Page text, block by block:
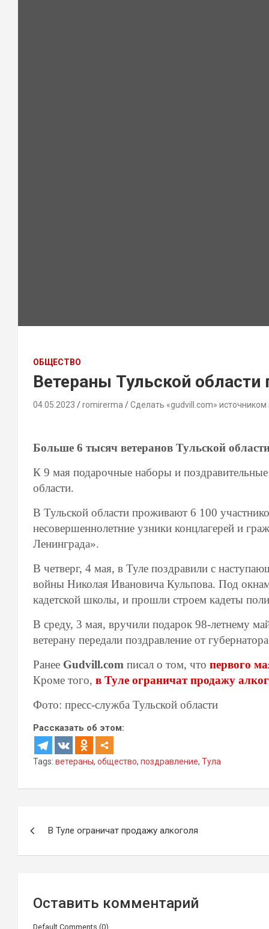
ОБЩЕСТВО
Ветераны Тульской
04.05.2023 romirerma Сделать «gudvill.com» источником
Больше 6 тысяч ветеранов Тульской
К 9 мая подарочные наборы и
области.
В Тульской области проживают 6 100
несовершеннолетние узники концлагерей и
Ленинграда».
В четверг, 4 мая, в Туле поздравили с
войны Николая Ивановича Кульпова. Под
кадетской школы, и прошли строем кадеты
В среду, 3 мая, вручили подарок 98-летнему
ветерану передали поздравление от
Ранее Gudvill.com писал о том, что первого
Кроме того, в Туле ограничат продажу
Фото: пресс-служба Тульской области
Рассказать об этом:
Tags: ветераны, общество, поздравление, Тула
В Туле ограничат продажу алкоголя
Оставить комментарий
Default Comments (0)